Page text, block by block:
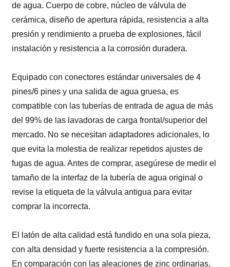
de agua. Cuerpo de cobre, núcleo de válvula de
cerámica, diseño de apertura rápida, resistencia a alta
presión y rendimiento a prueba de explosiones, fácil
instalación y resistencia a la corrosión duradera.
Equipado con conectores estándar universales de 4
pines/6 pines y una salida de agua gruesa, es
compatible con las tuberías de entrada de agua de más
del 99% de las lavadoras de carga frontal/superior del
mercado. No se necesitan adaptadores adicionales, lo
que evita la molestia de realizar repetidos ajustes de
fugas de agua. Antes de comprar, asegúrese de medir el
tamaño de la interfaz de la tubería de agua original o
revise la etiqueta de la válvula antigua para evitar
comprar la incorrecta.
El latón de alta calidad está fundido en una sola pieza,
con alta densidad y fuerte resistencia a la compresión.
En comparación con las aleaciones de zinc ordinarias,